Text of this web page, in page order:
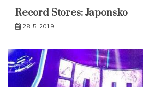
Record Stores: Japonsko
28. 5. 2019